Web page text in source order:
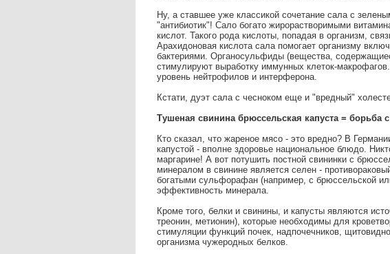
Ну, а ставшее уже классикой сочетание сала с
"антибиотик"! Сало богато жирорастворимыми
кислот. Такого рода кислоты, попадая в организм,
Арахидоновая кислота сала помогает организму
бактериями. Органосульфиды (вещества,
стимулируют выработку иммунных клеток-
уровень нейтрофилов и интерферона.
Кстати, дуэт сала с чесноком еще и "вредный"
Тушеная свинина брюссельская капуста = борьба
Кто сказал, что жареное мясо - это вредно? В
капустой - вполне здоровье национальное блюдо.
маргарине! А вот потушить постной свининки с
минералом в свинине является селен -
богатыми сульфорафан (например, с брюссельской
эффективность минерала.
Кроме того, белки и свинины, и капусты являются
треонин, метионин), которые необходимы для
стимуляции функций почек, надпочечников,
организма чужеродных белков.